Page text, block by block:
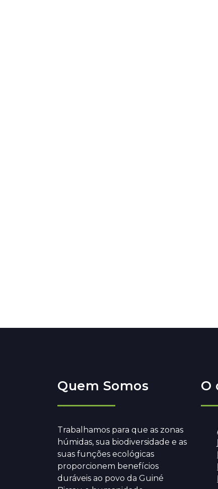
Quem Somos
Trabalhamos para que as zonas
húmidas, sua biodiversidade e as
suas funções ecológicas
proporcionem benefícios
duráveis ao povo da Guiné
O